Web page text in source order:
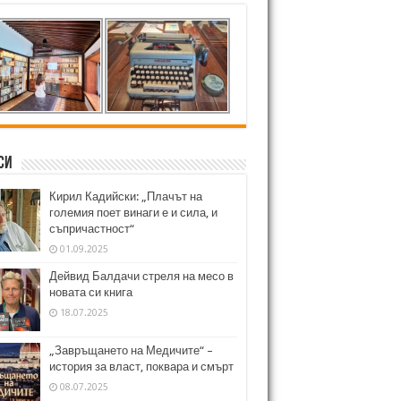
Кирил Кадийски: „Плачът на
големия поет винаги е и сила, и
съпричастност“
01.09.2025
Дейвид Балдачи стреля на месо в
новата си книга
18.07.2025
„Завръщането на Медичите“ –
история за власт, поквара и смърт
08.07.2025